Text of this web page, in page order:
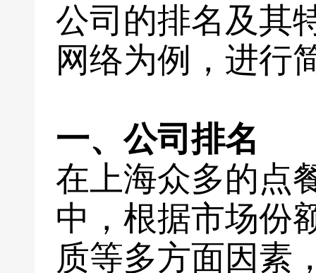
公司的排名及其
网络为例，进行
一、公司排名
在上海众多的点
中，根据市场份
质等多方面因素